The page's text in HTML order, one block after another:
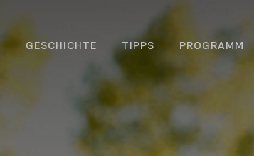
GESCHICHTE TIPPS PROGRAMM